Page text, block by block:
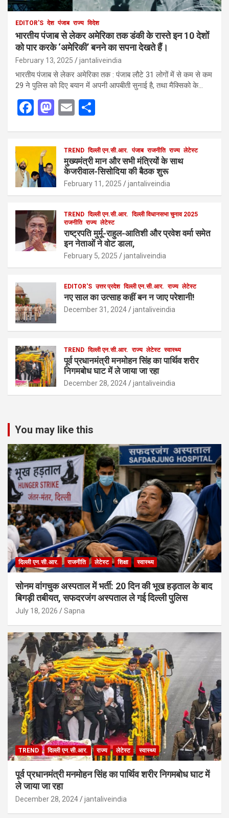
EDITOR'S देश पंजाब राज्य विदेश
भारतीय पंजाब से लेकर अमेरिका तक डंकी के रास्ते इन 10 देशों
को पार करके ‘अमेरिकी’ बनने का सपना देखते हैं।
February 13, 2025 jantaliveindia
भारतीय पंजाब से लेकर अमेरिका तक : पंजाब लौटे 31 लोगों में से कम से कम
29 ने पुलिस को दिए बयान में अपनी आपबीती सुनाई है, तथा मैक्सिको के…
F
b
o
o
k
M
d
o
n
E
e
TREND दिल्ली एन.सी.आर. पंजाब राजनीति राज्य लेटेस्ट
मुख्यमंत्री मान और सभी मंत्रियों के साथ
केजरीवाल-सिसोदिया की बैठक शुरू
February 11, 2025 jantaliveindia
TREND दिल्ली एन.सी.आर. दिल्ली विधानसभा चुनाव 2025
राजनीति राज्य लेटेस्ट
राष्ट्रपति मुर्मू-राहुल-आतिशी और प्रवेश वर्मा समेत
इन नेताओं ने वोट डाला,
February 5, 2025 jantaliveindia
EDITOR'S उत्तर प्रदेश दिल्ली एन.सी.आर. राज्य लेटेस्ट
नए साल का उत्साह कहीं बन न जाए परेशानी!
December 31, 2024 jantaliveindia
TREND दिल्ली एन.सी.आर. राज्य लेटेस्ट स्वास्थ्य
पूर्व प्रधानमंत्री मनमोहन सिंह का पार्थिव शरीर
निगमबोध घाट में ले जाया जा रहा
December 28, 2024 jantaliveindia
You may like this
दिल्ली एन.सी.आर. राजनीति लेटेस्ट शिक्षा स्वास्थ्य
सोनम वांगचुक अस्पताल में भर्ती: 20 दिन की भूख हड़ताल के बाद
बिगड़ी तबीयत, सफदरजंग अस्पताल ले गई दिल्ली पुलिस
July 18, 2026 Sapna
TREND दिल्ली एन.सी.आर. राज्य लेटेस्ट स्वास्थ्य
पूर्व प्रधानमंत्री मनमोहन सिंह का पार्थिव शरीर निगमबोध घाट में
ले जाया जा रहा
December 28, 2024 jantaliveindia